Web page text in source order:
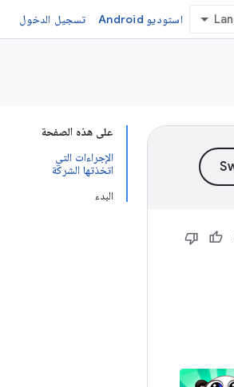
استوديو Android تسجيل الدخول
على هذه الصفحة
الإجراءات التي
اتخذتها الشركة
البدء